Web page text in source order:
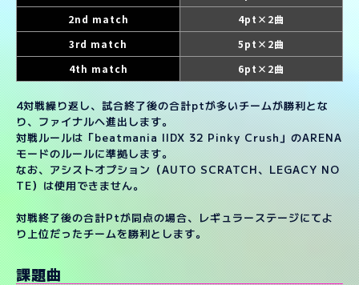
2nd match
4pt×2曲
3rd match
5pt×2曲
4th match
6pt×2曲
4対戦繰り返し、試合終了後の合計ptが多いチームが勝利とな
り、ファイナルへ進出します。
対戦ルールは「beatmania IIDX 32 Pinky Crush」のARENA
モードのルールに準拠します。
なお、アシストオプション（AUTO SCRATCH、LEGACY NO
TE）は使用できません。
対戦終了後の合計Ptが同点の場合、レギュラーステージにてよ
り上位だったチームを勝利とします。
課題曲